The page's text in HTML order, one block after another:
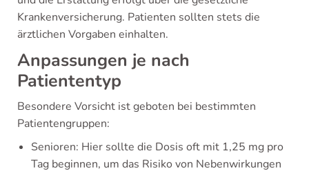
Krankenversicherung. Patienten sollten stets die
ärztlichen Vorgaben einhalten.
Anpassungen je nach
Patiententyp
Besondere Vorsicht ist geboten bei bestimmten
Patientengruppen:
Senioren: Hier sollte die Dosis oft mit 1,25 mg pro
Tag beginnen, um das Risiko von Nebenwirkungen